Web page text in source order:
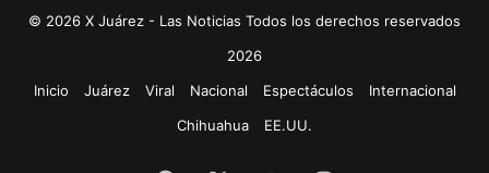
© 2026 X Juárez - Las Noticias Todos los derechos reservados
2026
Inicio
Juárez Viral Nacional Espectáculos
Internacional
Chihuahua
EE.UU.